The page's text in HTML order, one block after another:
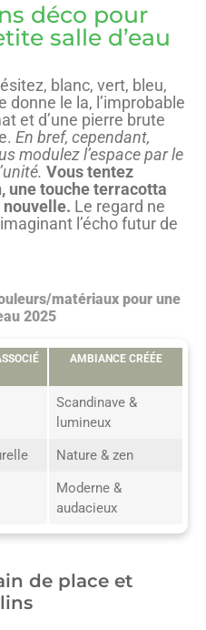
déco pour
salle d’eau
blanc, vert, bleu,
le la, l’improbable
et d’une pierre brute
En bref, cependant,
modulez l’espace par le
Vous tentez
une touche terracotta
Le regard ne
l’écho futur de
matériaux pour une
2025
AMBIANCE CRÉÉE
Scandinave &
lumineux
Nature & zen
Moderne &
audacieux
de place et